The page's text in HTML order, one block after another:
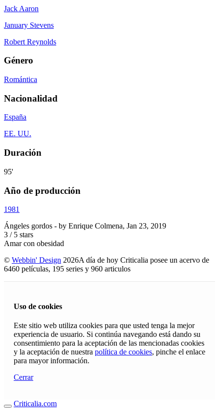
Jack Aaron
January Stevens
Robert Reynolds
Género
Romántica
Nacionalidad
España
EE. UU.
Duración
95'
Año de producción
1981
Ángeles gordos - by Enrique Colmena, Jan 23, 2019
3 / 5 stars
Amar con obesidad
© Webbin' Design 2026A día de hoy Criticalia posee un acervo de
6460 películas, 195 series y 960 articulos
Uso de cookies
Este sitio web utiliza cookies para que usted tenga la mejor
experiencia de usuario. Si continúa navegando está dando su
consentimiento para la aceptación de las mencionadas cookies
y la aceptación de nuestra política de cookies, pinche el enlace
para mayor información.
Cerrar
Criticalia.com